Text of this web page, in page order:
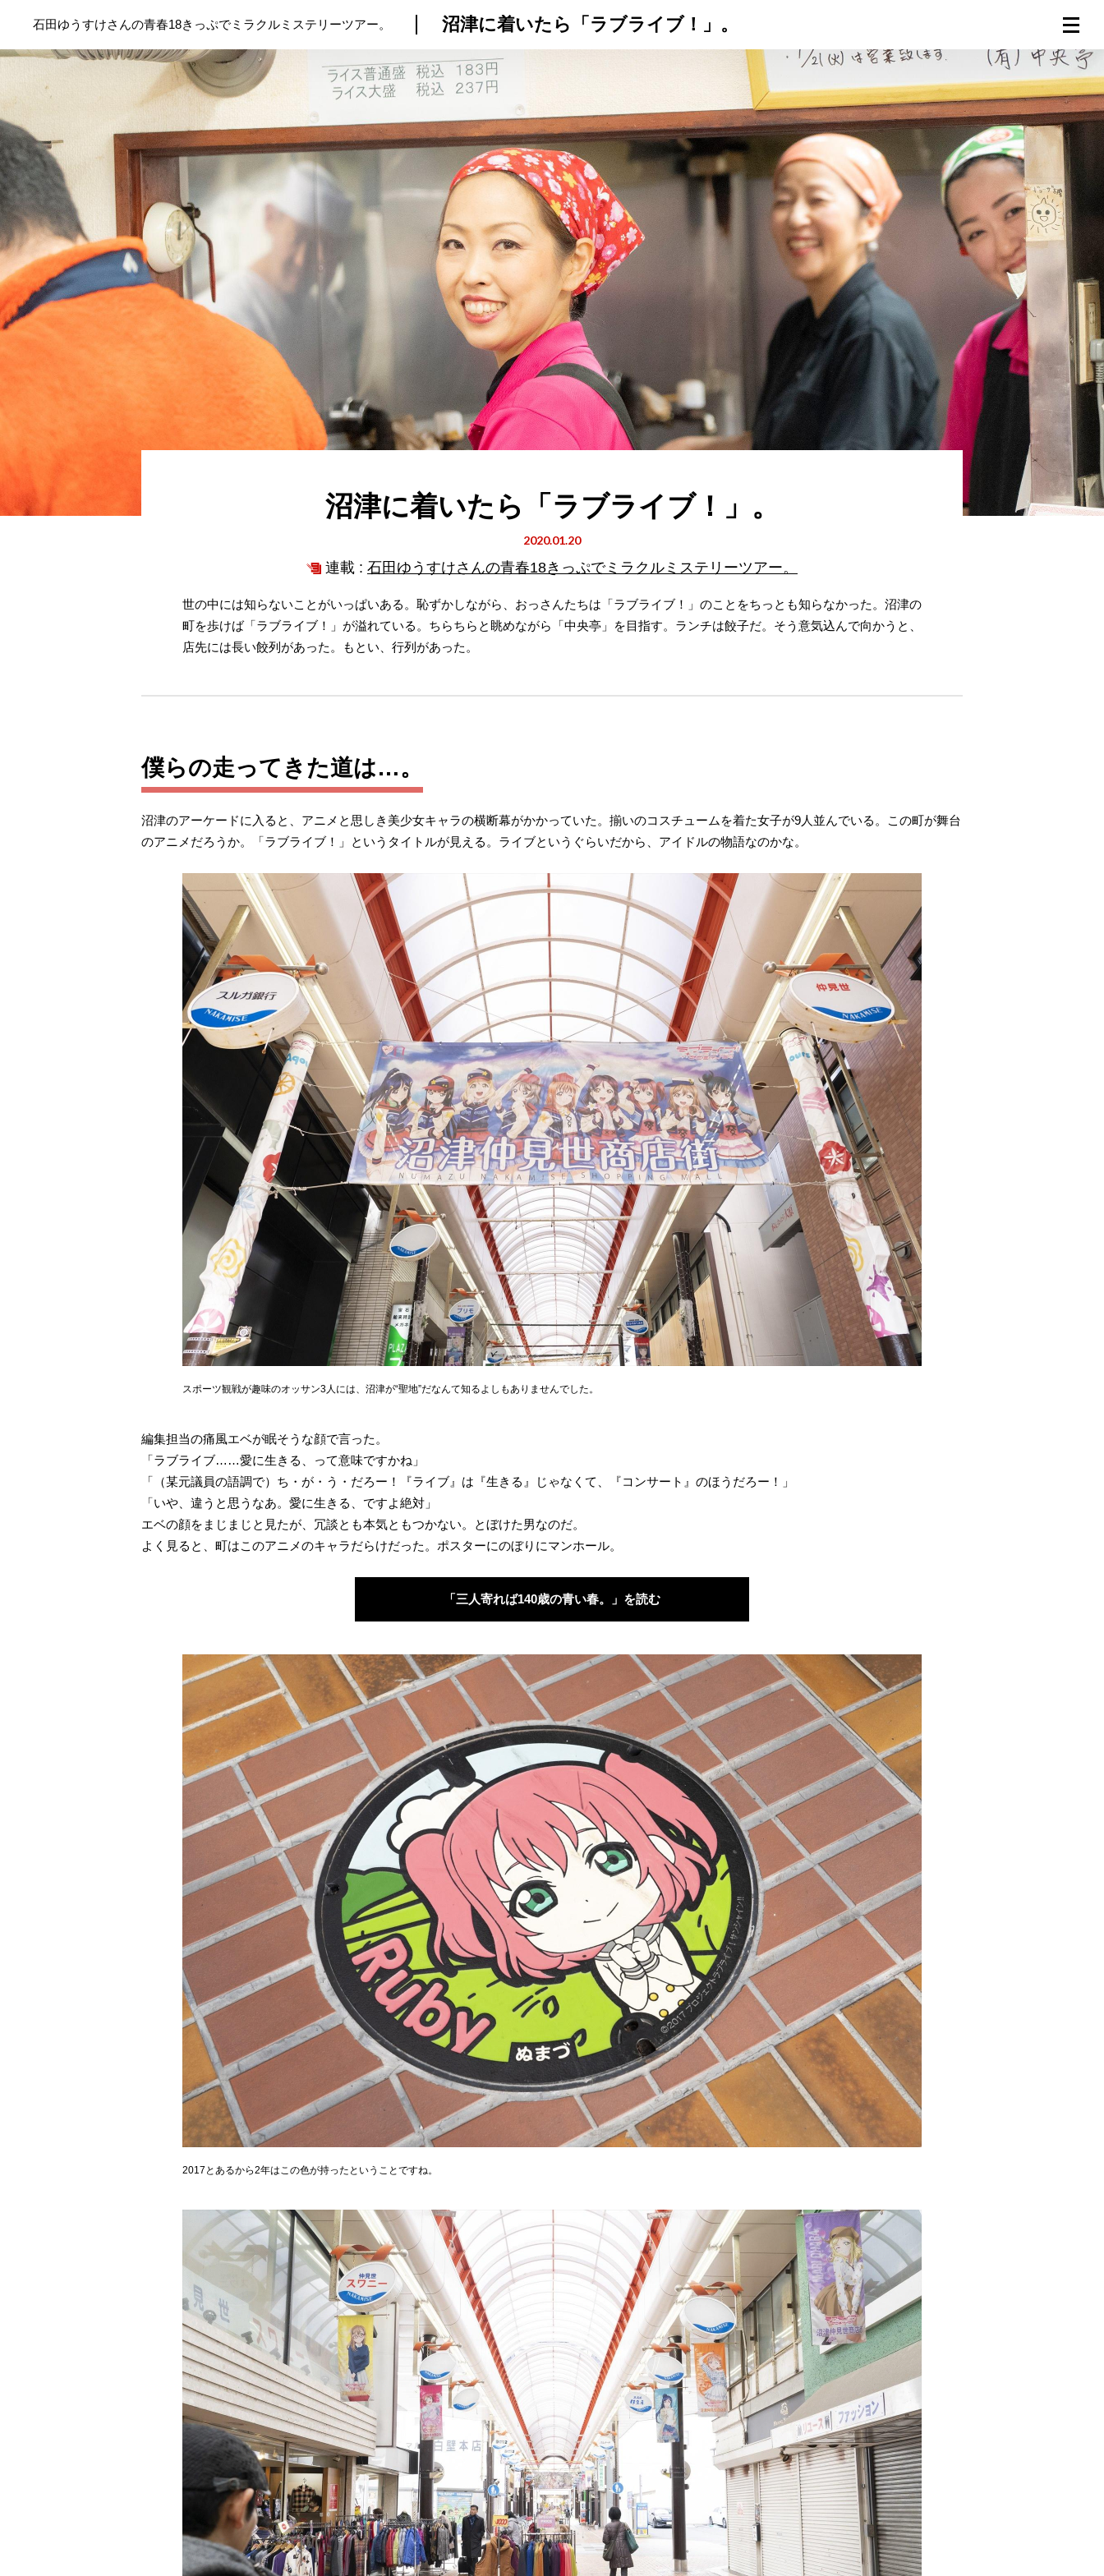
プロが教えるレシピ 厳選！店探し 食のストーリー
石田ゆうすけさんの青春18きっぷでミラクルミステリーツアー。 沼津に着いたら「ラブライブ！」。
沼津に着いたら「ラブライブ！」。
2020.01.20
連載 : 石田ゆうすけさんの青春18きっぷでミラクルミステリーツアー。
世の中には知らないことがいっぱいある。恥ずかしながら、おっさんたちは「ラブライブ！」のことをちっとも知らなかった。沼津の
町を歩けば「ラブライブ！」が溢れている。ちらちらと眺めながら「中央亭」を目指す。ランチは餃子だ。そう意気込んで向かうと、
店先には長い餃列があった。もとい、行列があった。
僕らの走ってきた道は…。
沼津のアーケードに入ると、アニメと思しき美少女キャラの横断幕がかかっていた。揃いのコスチュームを着た女子が9人並んでいる。この町が舞台
のアニメだろうか。「ラブライブ！」というタイトルが見える。ライブというぐらいだから、アイドルの物語なのかな。
スポーツ観戦が趣味のオッサン3人には、沼津が“聖地”だなんて知るよしもありませんでした。
編集担当の痛風エベが眠そうな顔で言った。
「ラブライブ……愛に生きる、って意味ですかね」
「（某元議員の語調で）ち・が・う・だろー！『ライブ』は『生きる』じゃなくて、『コンサート』のほうだろー！」
「いや、違うと思うなあ。愛に生きる、ですよ絶対」
エベの顔をまじまじと見たが、冗談とも本気ともつかない。とぼけた男なのだ。
よく見ると、町はこのアニメのキャラだらけだった。ポスターにのぼりにマンホール。
「三人寄れば140歳の青い春。」を読む
2017とあるから2年はこの色が持ったということですね。